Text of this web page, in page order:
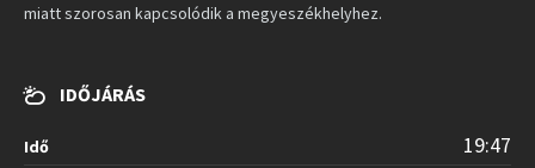
miatt szorosan kapcsolódik a megyeszékhelyhez.
IDŐJÁRÁS
Idő 19:47